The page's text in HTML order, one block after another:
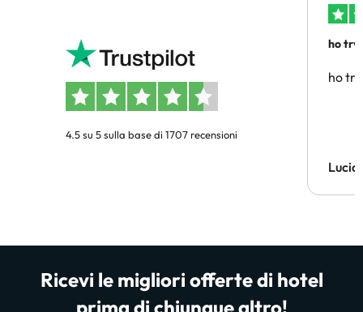
4.5 su 5 sulla base di 1707 recensioni
ho
ho
Lucia
Ricevi le migliori offerte di hotel
prima di chiunque altro!